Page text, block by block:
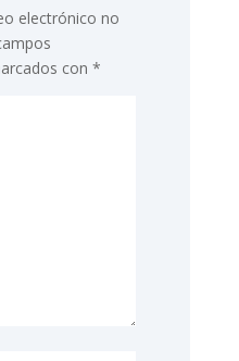
electrónico no
con *